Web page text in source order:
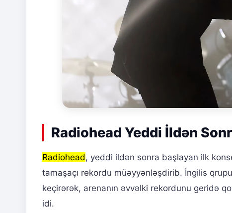
Radiohead Yeddi İldən
Radiohead, yeddi ildən sonra başlayan ilk
tamaşaçı rekordu müəyyənləşdirib. İngilis
keçirərək, arenanın əvvəlki rekordunu geridə
idi.